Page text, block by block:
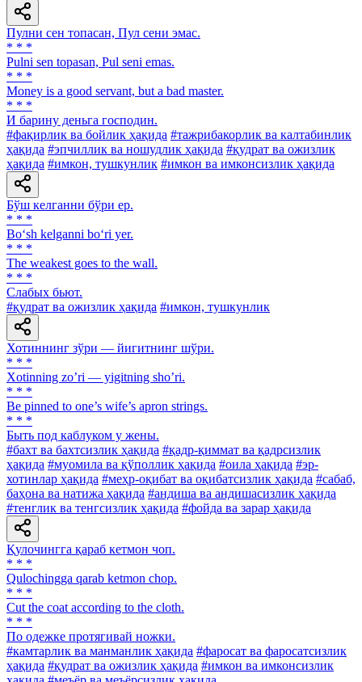
Пулни сен топасан, Пул сени эмас.
* * *
Pulni sen topasan, Pul seni emas.
* * *
Money is a good servant, but a bad master.
* * *
И барину деньга господин.
#фақирлик ва бойлик ҳақида #тажрибакорлик ва калтабинлик
ҳақида #эпчиллик ва ношудлик ҳақида #қудрат ва ожизлик
ҳақида #имкон, тушкунлик #имкон ва имконсизлик ҳақида
Бўш келганни бўри ер.
* * *
Bo‘sh kelganni bo‘ri yer.
* * *
The weakest goes to the wall.
* * *
Слабых бьют.
#қудрат ва ожизлик ҳақида #имкон, тушкунлик
Хотиннинг зўри — йигитнинг шўри.
* * *
Xotinning zoʼri — yigitning shoʼri.
* * *
Be pinned to one’s wife’s apron strings.
* * *
Быть под каблуком у жены.
#бахт ва бахтсизлик ҳақида #қадр-қиммат ва қадрсизлик
ҳақида #муомила ва қўполлик ҳақида #оила ҳақида #эр-
хотинлар ҳақида #меҳр-оқибат ва оқибатсизлик ҳақида #сабаб,
баҳона ва натижа ҳақида #андиша ва андишасизлик ҳақида
#тенглик ва тенгсизлик ҳақида #фойда ва зарар ҳақида
Қулочингга қараб кетмон чоп.
* * *
Qulochingga qarab ketmon chop.
* * *
Cut the coat according to the cloth.
* * *
По одежке протягивай ножки.
#камтарлик ва манманлик ҳақида #фаросат ва фаросатсизлик
ҳақида #қудрат ва ожизлик ҳақида #имкон ва имконсизлик